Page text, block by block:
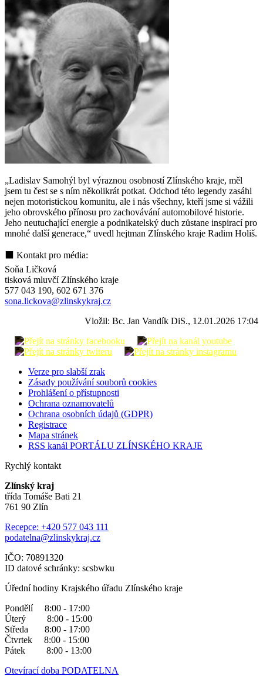
„Ladislav Samohýl byl výraznou osobností Zlínského kraje, měl
jsem tu čest se s ním několikrát potkat. Odchod této legendy zasáhl
nejen motoristickou komunitu, ale i nás všechny, kteří jsme si vážili
jeho obrovského přínosu pro zachovávání automobilové historie.
Jeho neutuchající energie a podnikatelský duch zůstane inspirací pro
mnohé další generace,“ uvedl hejtman Zlínského kraje Radim Holiš.
⬛ Kontakt pro média:
Soňa Ličková
tisková mluvčí Zlínského kraje
577 043 190, 602 671 376
sona.lickova@zlinskykraj.cz
Vložil: Bc. Jan Vandík DiS., 12.01.2026 17:04
Verze pro slabší zrak
Zásady používání souborů cookies
Prohlášení o přístupnosti
Ochrana oznamovatelů
Ochrana osobních údajů (GDPR)
Registrace
Mapa stránek
RSS kanál PORTÁLU ZLÍNSKÉHO KRAJE
Rychlý kontakt
Zlínský kraj
třída Tomáše Bati 21
761 90 Zlín
Recepce: +420 577 043 111
podatelna@zlinskykraj.cz
IČO: 70891320
ID datové schránky: scsbwku
Úřední hodiny Krajského úřadu Zlínského kraje
Pondělí 8:00 - 17:00
Úterý 8:00 - 15:00
Středa 8:00 - 17:00
Čtvrtek 8:00 - 15:00
Pátek 8:00 - 13:00
Otevírací doba PODATELNA